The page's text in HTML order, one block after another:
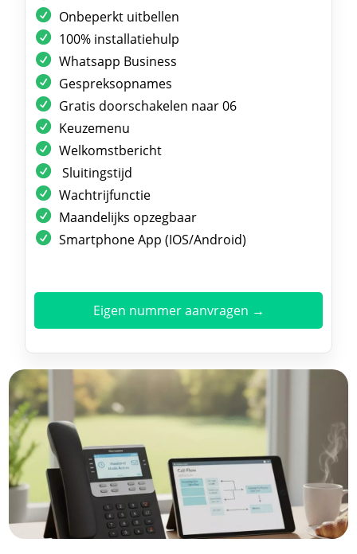
Onbeperkt uitbellen
100% installatiehulp
Whatsapp Business
Gespreksopnames
Gratis doorschakelen naar 06
Keuzemenu
Welkomstbericht
Sluitingstijd
Wachtrijfunctie
Maandelijks opzegbaar
Smartphone App (IOS/Android)
Eigen nummer aanvragen →